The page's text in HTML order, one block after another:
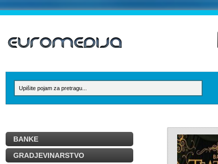
BANKE
GRADJEVINARSTVO